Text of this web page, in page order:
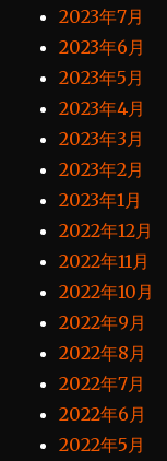
2023年7月
2023年6月
2023年5月
2023年4月
2023年3月
2023年2月
2023年1月
2022年12月
2022年11月
2022年10月
2022年9月
2022年8月
2022年7月
2022年6月
2022年5月